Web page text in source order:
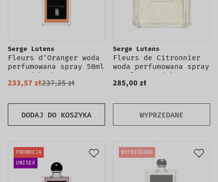
DODAJ DO KOSZYKA
Serge Lutens
Fleurs d'Oranger woda
perfumowana spray 50ml
- produkt bez
opakowania
233,57 zł237,25 zł
WYPRZEDANE
Serge Lutens
Fleurs de Citronnier
woda perfumowana spray
100ml - produkt bez
opakowania
285,00 zł
PROMOCJA
UNISEX
WYPRZEDANE